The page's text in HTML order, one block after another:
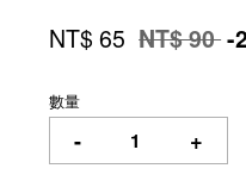
NT$ 65 NT$ 90-
數量
- +